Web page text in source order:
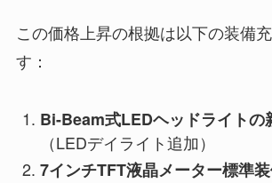
この価格上昇の根拠は以下の装備
す：
Bi-Beam式LEDヘッドライトの
（LEDデイライト追加）
7インチTFT液晶メーター標準